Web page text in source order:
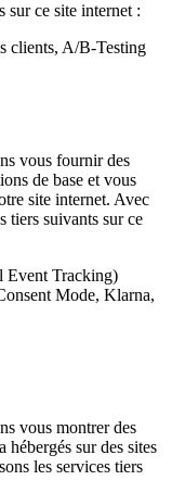
sur ce site internet :
clients, A/B-Testing
vous fournir des
de base et vous
site internet. Avec
tiers suivants sur ce
Event Tracking)
Mode, Klarna,
vous montrer des
sur des sites
les services tiers